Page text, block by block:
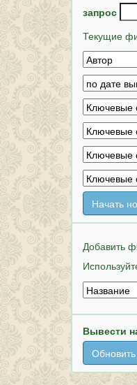
запрос
Текущие
Начать
Добавить
Вывести